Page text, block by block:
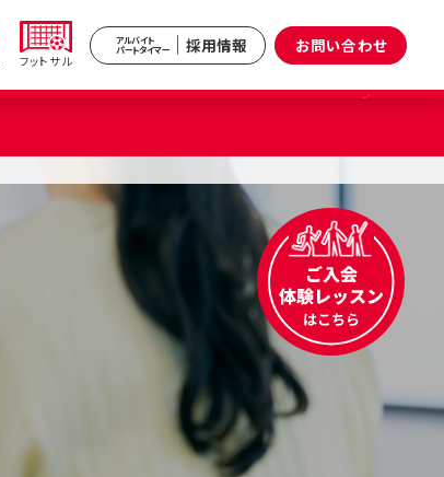
武蔵境
（武蔵野市）
フットサル
アルバイト
パートタイマー 採用情報 お問い合わせ